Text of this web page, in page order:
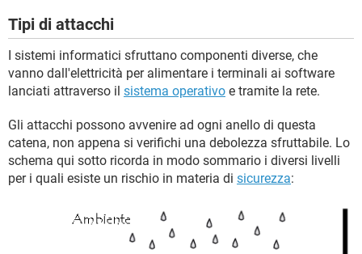
Tipi di attacchi
I sistemi informatici sfruttano componenti diverse, che
vanno dall'elettricità per alimentare i terminali ai software
lanciati attraverso il sistema operativo e tramite la rete.
Gli attacchi possono avvenire ad ogni anello di questa
catena, non appena si verifichi una debolezza sfruttabile. Lo
schema qui sotto ricorda in modo sommario i diversi livelli
per i quali esiste un rischio in materia di sicurezza: